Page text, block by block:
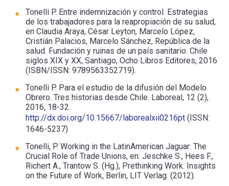
Tonelli P. Entre indemnización y control. Estrategias
de los trabajadores para la reapropiación de su salud,
en Claudia Araya, César Leyton, Marcelo López,
Cristián Palacios, Marcelo Sánchez, República de la
salud. Fundación y ruinas de un país sanitario. Chile
siglos XIX y XX, Santiago, Ocho Libros Editores, 2016
(ISBN/ISSN: 9789563352719).
Tonelli P. Para el estudio de la difusión del Modelo
Obrero. Tres historias desde Chile. Laboreal, 12 (2),
2016, 18-32.
http://dx.doi.org/10.15667/laborealxii0216pt (ISSN:
1646-5237)
Tonelli, P. Working in the LatinAmerican Jaguar: The
Crucial Role of Trade Unions, en: Jeschke S., Hees F.,
Richert A., Trantow S. (Hg.), Prethinking Work. Insights
on the Future of Work, Berlin, LIT Verlag. (2012).